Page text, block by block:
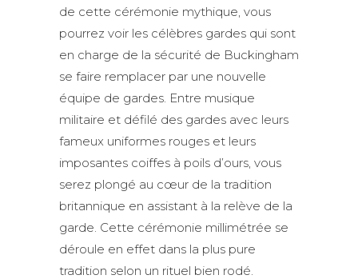
de cette cérémonie mythique, vous
pourrez voir les célèbres gardes qui sont
en charge de la sécurité de Buckingham
se faire remplacer par une nouvelle
équipe de gardes. Entre musique
militaire et défilé des gardes avec leurs
fameux uniformes rouges et leurs
imposantes coiffes à poils d’ours, vous
serez plongé au cœur de la tradition
britannique en assistant à la relève de la
garde. Cette cérémonie millimétrée se
déroule en effet dans la plus pure
tradition selon un rituel bien rodé.